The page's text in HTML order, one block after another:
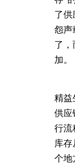
了供
怨声
了，
加。
精益
供应
行流
库
个地